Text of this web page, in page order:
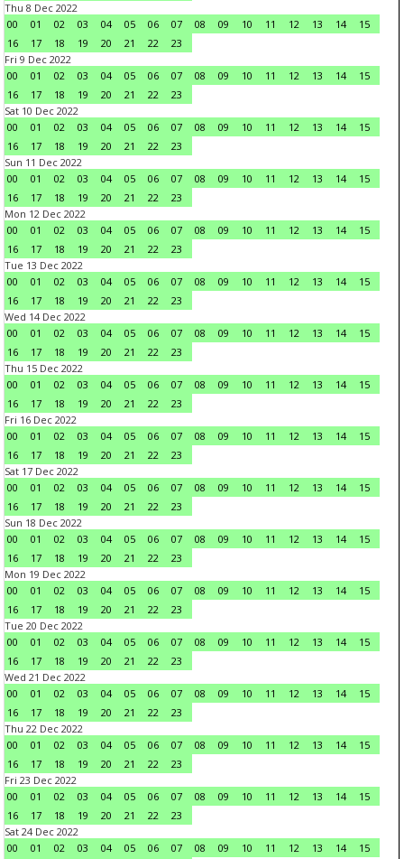
Thu 8 Dec 2022
00
01 02 03 04 05 06 07 08 09 10 11 12 13 14
15
16
17 18 19 20 21 22
23
Fri 9 Dec 2022
00
01 02 03 04 05 06 07 08 09 10 11 12 13 14
15
16
17 18 19 20 21 22
23
Sat 10 Dec 2022
00
01 02 03 04 05 06 07 08 09 10 11 12 13 14
15
16
17 18 19 20 21 22
23
Sun 11 Dec 2022
00
01 02 03 04 05 06 07 08 09 10 11 12 13 14
15
16
17 18 19 20 21 22
23
Mon 12 Dec 2022
00
01 02 03 04 05 06 07 08 09 10 11 12 13 14
15
16
17 18 19 20 21 22
23
Tue 13 Dec 2022
00
01 02 03 04 05 06 07 08 09 10 11 12 13 14
15
16
17 18 19 20 21 22
23
Wed 14 Dec 2022
00
01 02 03 04 05 06 07 08 09 10 11 12 13 14
15
16
17 18 19 20 21 22
23
Thu 15 Dec 2022
00
01 02 03 04 05 06 07 08 09 10 11 12 13 14
15
16
17 18 19 20 21 22
23
Fri 16 Dec 2022
00
01 02 03 04 05 06 07 08 09 10 11 12 13 14
15
16
17 18 19 20 21 22
23
Sat 17 Dec 2022
00
01 02 03 04 05 06 07 08 09 10 11 12 13 14
15
16
17 18 19 20 21 22
23
Sun 18 Dec 2022
00
01 02 03 04 05 06 07 08 09 10 11 12 13 14
15
16
17 18 19 20 21 22
23
Mon 19 Dec 2022
00
01 02 03 04 05 06 07 08 09 10 11 12 13 14
15
16
17 18 19 20 21 22
23
Tue 20 Dec 2022
00
01 02 03 04 05 06 07 08 09 10 11 12 13 14
15
16
17 18 19 20 21 22
23
Wed 21 Dec 2022
00
01 02 03 04 05 06 07 08 09 10 11 12 13 14
15
16
17 18 19 20 21 22
23
Thu 22 Dec 2022
00
01 02 03 04 05 06 07 08 09 10 11 12 13 14
15
16
17 18 19 20 21 22
23
Fri 23 Dec 2022
00
01 02 03 04 05 06 07 08 09 10 11 12 13 14
15
16
17 18 19 20 21 22
23
Sat 24 Dec 2022
00
01 02 03 04 05 06 07 08 09 10 11 12 13 14
15